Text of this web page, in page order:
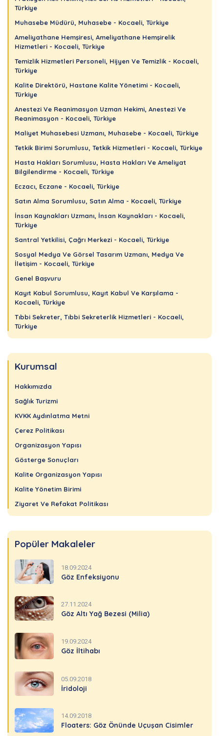
Türkiye
Muhasebe Müdürü, Muhasebe - Kocaeli, Türkiye
Ameliyathane Hemşiresi, Ameliyathane Hemşirelik
Hizmetleri - Kocaeli, Türkiye
Temizlik Hizmetleri Personeli, Hijyen Ve Temizlik - Kocaeli,
Türkiye
Kalite Direktörü, Hastane Kalite Yönetimi - Kocaeli,
Türkiye
Anestezi Ve Reanimasyon Uzman Hekimi, Anestezi Ve
Reanimasyon - Kocaeli, Türkiye
Maliyet Muhasebesi Uzmanı, Muhasebe - Kocaeli, Türkiye
Tetkik Birimi Sorumlusu, Tetkik Hizmetleri - Kocaeli, Türkiye
Hasta Hakları Sorumlusu, Hasta Hakları Ve Ameliyat
Bilgilendirme - Kocaeli, Türkiye
Eczacı, Eczane - Kocaeli, Türkiye
Satın Alma Sorumlusu, Satın Alma - Kocaeli, Türkiye
İnsan Kaynakları Uzmanı, İnsan Kaynakları - Kocaeli,
Türkiye
Santral Yetkilisi, Çağrı Merkezi - Kocaeli, Türkiye
Sosyal Medya Ve Görsel Tasarım Uzmanı, Medya Ve
İletişim - Kocaeli, Türkiye
Genel Başvuru
Kayıt Kabul Sorumlusu, Kayıt Kabul Ve Karşılama -
Kocaeli, Türkiye
Tıbbi Sekreter, Tıbbi Sekreterlik Hizmetleri - Kocaeli,
Türkiye
Kurumsal
Hakkımızda
Sağlık Turizmi
KVKK Aydınlatma Metni
Çerez Politikası
Organizasyon Yapısı
Gösterge Sonuçları
Kalite Organizasyon Yapısı
Kalite Yönetim Birimi
Ziyaret Ve Refakat Politikası
Popüler Makaleler
18.09.2024
Göz Enfeksiyonu
27.11.2024
Göz Altı Yağ Bezesi (Milia)
19.09.2024
Göz İltihabı
05.09.2018
İridoloji
14.09.2018
Floaters: Göz Önünde Uçuşan Cisimler